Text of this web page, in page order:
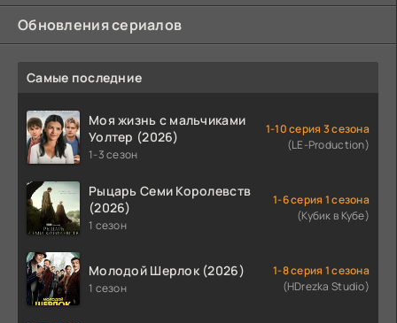
Обновления сериалов
Самые последние
Моя жизнь с мальчиками
Уолтер (2026)
1-3 сезон
1-10 серия 3 сезона
(LE-Production)
Рыцарь Семи Королевств
(2026)
1 сезон
1-6 серия 1 сезона
(Кубик в Кубе)
Молодой Шерлок (2026)
1 сезон
1-8 серия 1 сезона
(HDrezka Studio)